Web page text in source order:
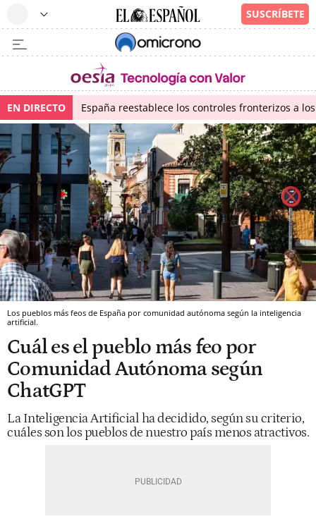
EN DIRECTO España reestablece los controles fronterizos a
Los pueblos más feos de España por comunidad autónoma según la inteligencia
artificial.
Cuál es el pueblo más feo por
Comunidad Autónoma según
ChatGPT
La Inteligencia Artificial ha decidido, según su criterio,
cuáles son los pueblos de nuestro país menos atractivos.